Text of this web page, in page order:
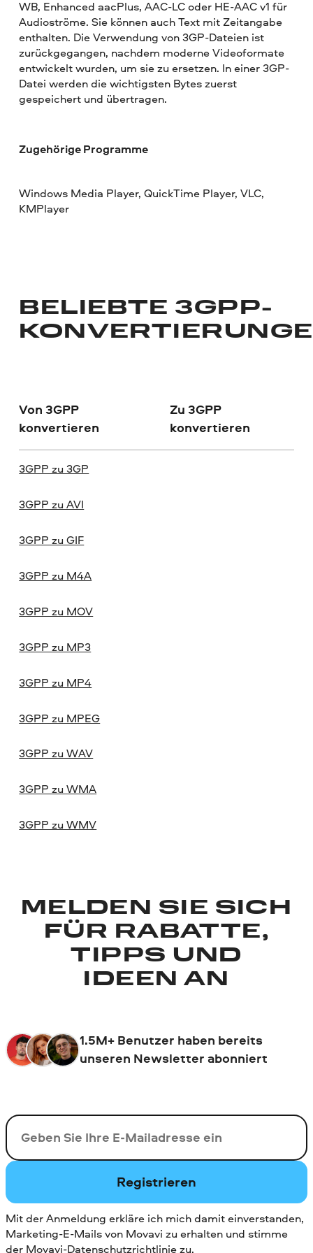
WB, Enhanced aacPlus, AAC-LC oder HE-AAC v1 für
Audioströme. Sie können auch Text mit Zeitangabe
enthalten. Die Verwendung von 3GP-Dateien ist
zurückgegangen, nachdem moderne Videoformate
entwickelt wurden, um sie zu ersetzen. In einer 3GP-
Datei werden die wichtigsten Bytes zuerst
gespeichert und übertragen.
Zugehörige Programme
Windows Media Player, QuickTime Player, VLC,
KMPlayer
BELIEBTE 3GPP-
Von 3GPP
konvertieren
Zu 3GPP
konvertieren
3GPP zu 3GP
3GPP zu AVI
3GPP zu GIF
3GPP zu M4A
3GPP zu MOV
3GPP zu MP3
3GPP zu MP4
3GPP zu MPEG
3GPP zu WAV
3GPP zu WMA
3GPP zu WMV
MELDEN SIE SICH
FÜR RABATTE,
TIPPS UND
IDEEN AN
1.5M+ Benutzer haben bereits
unseren Newsletter abonniert
Ihre E-Mail-Addresse
Registrieren
Mit der Anmeldung erkläre ich mich damit einverstanden,
Marketing-E-Mails von Movavi zu erhalten und stimme
der Movavi-Datenschutzrichtliniezu.